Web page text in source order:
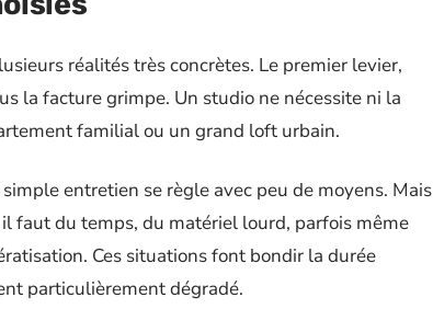
réalités très concrètes. Le premier levier,
la facture grimpe. Un studio ne nécessite ni la
familial ou un grand loft urbain.
simple entretien se règle avec peu de moyens. Mais
faut du temps, du matériel lourd, parfois même
Ces situations font bondir la durée
particulièrement dégradé.